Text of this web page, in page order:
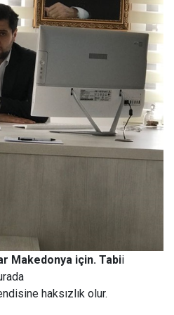
Makedonya için. Tabii
haksızlık olur.